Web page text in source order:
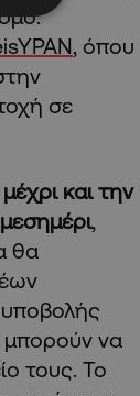
, όπου
σε
μέχρι και την
,
θα
μπορούν να
τους. Το